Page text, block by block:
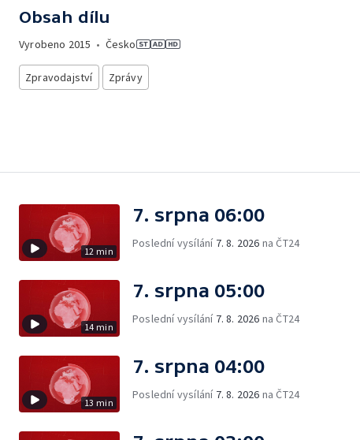
Obsah dílu
Vyrobeno 2015 • Česko
Zpravodajství Zprávy
12 min
7. srpna 06:00
Poslední vysílání 7. 8. 2026 na ČT24
14 min
7. srpna 05:00
Poslední vysílání 7. 8. 2026 na ČT24
13 min
7. srpna 04:00
Poslední vysílání 7. 8. 2026 na ČT24